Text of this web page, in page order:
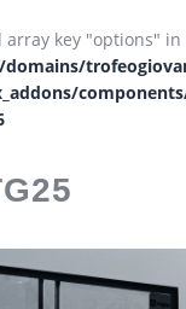
array key "options" in
domains/